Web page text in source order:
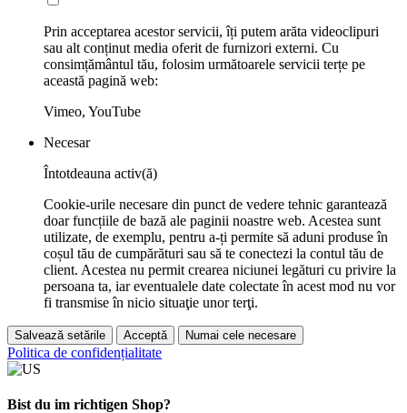
Prin acceptarea acestor servicii, îți putem arăta videoclipuri
sau alt conținut media oferit de furnizori externi. Cu
consimțământul tău, folosim următoarele servicii terțe pe
această pagină web:
Vimeo, YouTube
Necesar
Întotdeauna activ(ă)
Cookie-urile necesare din punct de vedere tehnic garantează
doar funcțiile de bază ale paginii noastre web. Acestea sunt
utilizate, de exemplu, pentru a-ți permite să aduni produse în
coșul tău de cumpărături sau să te conectezi la contul tău de
client. Acestea nu permit crearea niciunei legături cu privire la
persoana ta, iar eventualele date colectate în acest mod nu vor
fi transmise în nicio situaţie unor terţi.
Salvează setările Acceptă Numai cele necesare
Politica de confidențialitate
Bist du im richtigen Shop?